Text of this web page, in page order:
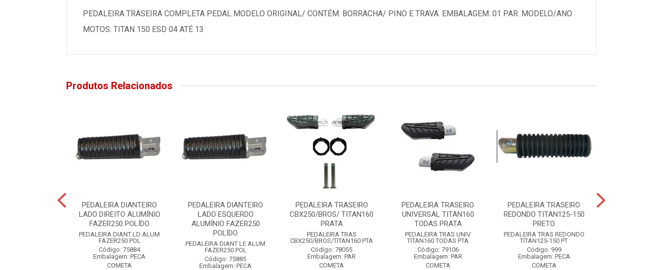
PEDALEIRA TRASEIRA COMPLETA PEDAL MODELO ORIGINAL/ CONTÉM: BORRACHA/ PINO E TRAVA. EMBALAGEM: 01 PAR. MODELO/ANO
MOTOS: TITAN 150 ESD 04 ATÉ 13
Produtos Relacionados
PEDALEIRA DIANTEIRO
LADO DIREITO ALUMÍNIO
FAZER250 POLÍDO
PEDALEIRA DIANT LD ALUM
FAZER250 POL
Código: 75884
Embalagem: PECA
COMETA
PEDALEIRA DIANTEIRO
LADO ESQUERDO
ALUMÍNIO FAZER250
POLÍDO
PEDALEIRA DIANT LE ALUM
FAZER250 POL
Código: 75885
Embalagem: PECA
PEDALEIRA TRASEIRO
CBX250/BROS/ TITAN160
PRATA
PEDALEIRA TRAS
CBX250/BROS/TITAN160 PTA
Código: 78055
Embalagem: PAR
COMETA
PEDALEIRA TRASEIRO
UNIVERSAL TITAN160
TODAS PRATA
PEDALEIRA TRAS UNIV
TITAN160 TODAS PTA
Código: 79106
Embalagem: PAR
COMETA
PEDALEIRA TRASEIRO
REDONDO TITAN125-150
PRETO
PEDALEIRA TRAS REDONDO
TITAN125-150 PT
Código: 999
Embalagem: PECA
COMETA